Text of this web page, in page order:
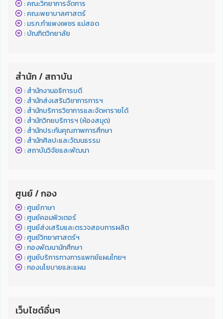
: คณะวิทยาการจัดการ
: คณะพยาบาลศาสตร์
: มรภ.กำแพงเพชร แม่สอด
: บัณฑิตวิทยาลัย
สำนัก / สถาบัน
: สำนักงานอธิการบดี
: สำนักส่งเสริมวิชาการการฯ
: สำนักบริการวิชาการและจัดหารายได้
: สำนักวิทยบริการฯ (ห้องสมุด)
: สำนักประกันคุณภาพการศึกษา
: สำนักศิลปะและวัฒนธรรม
: สถาบันวิจัยและพัฒนา
ศูนย์ / กอง
: ศูนย์ภาษา
: ศูนย์คอมพิวเตอร์
: ศูนย์ส่งเสริมและตรวจสอบการผลิต
: ศูนย์วิทยาศาสตร์ฯ
: กองพัฒนานักศึกษา
: ศูนย์บริการทางการแพทย์แผนไทยฯ
: กองนโยบายและแผน
เว็บไชต์อื่นๆ